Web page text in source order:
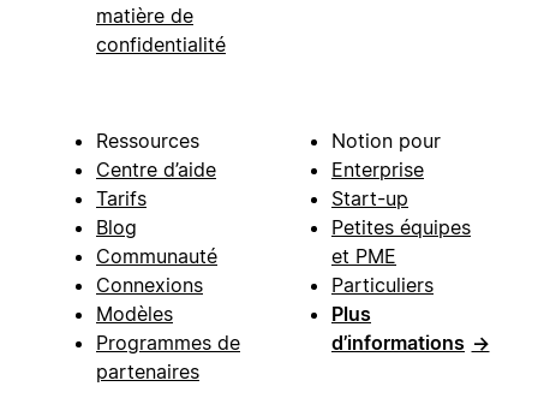
matière de
confidentialité
Ressources
Centre d’aide
Tarifs
Blog
Communauté
Connexions
Modèles
Programmes de
partenaires
Notion pour
Enterprise
Start-up
Petites équipes
et PME
Particuliers
Plus
d’informations →